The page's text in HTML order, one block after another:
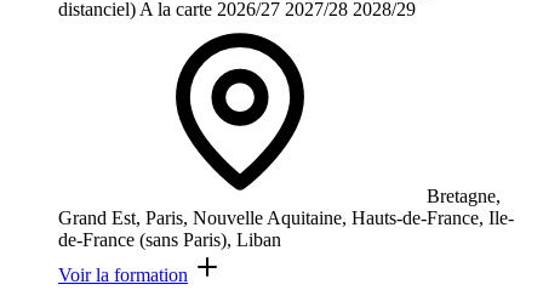
distanciel) A la carte 2026/27 2027/28 2028/29
Bretagne,
Grand Est, Paris, Nouvelle Aquitaine, Hauts-de-France, Ile-
de-France (sans Paris), Liban
Voir la formation